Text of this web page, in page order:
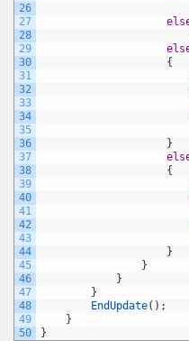
26
27
28
29
30
31
32
33
34
35
36
37
38
39
40
41
42
43
44
45
46
47
48
49
50
{
}
{
}
}
}
}
EndUpdate( ) ;
}
}